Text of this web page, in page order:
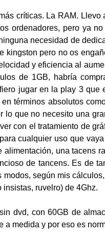
críticas. La RAM.
ordenadores, pero ya
necesidad de
kingston pero no os
y eficiencia al
de 1GB, habría
jugar en la play 3
términos absolutos
lo que no necesito una
con el tratamiento de
cualquier uso que
una tacens
de tancens. Es de
según mis
ruvelro) de 4Ghz.
dvd, con 60GB de
a medida y por eso es